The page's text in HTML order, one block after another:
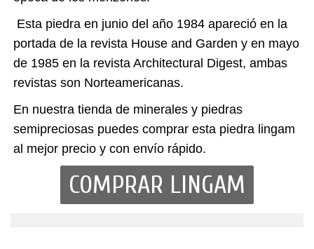
Esta piedra en junio del año 1984 apareció en la
portada de la revista House and Garden y en mayo
de 1985 en la revista Architectural Digest, ambas
revistas son Norteamericanas.
En nuestra tienda de minerales y piedras
semipreciosas puedes comprar esta piedra lingam
al mejor precio y con envío rápido.
COMPRAR LINGAM